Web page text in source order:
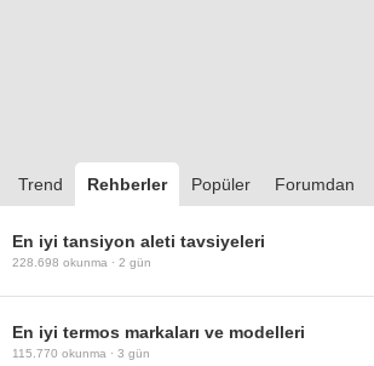
Trend Rehberler Popüler Forumdan
En iyi tansiyon aleti tavsiyeleri
228.698 okunma · 2 gün
En iyi termos markaları ve modelleri
115.770 okunma · 3 gün